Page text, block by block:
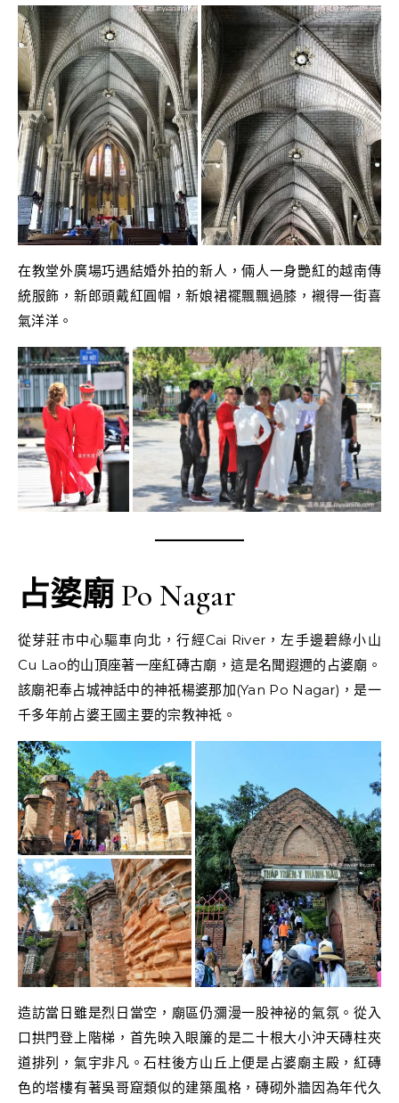
在教堂外廣場巧遇結婚外拍的新人，倆人一身艷紅的越南傳
統服飾，新郎頭戴紅圓帽，新娘裙襬飄飄過膝，襯得一街喜
氣洋洋。
占婆廟 Po Nagar
從芽莊市中心驅車向北，行經Cai River，左手邊碧綠小山
Cu Lao的山頂座著一座紅磚古廟，這是名聞遐邇的占婆廟。
該廟祀奉占城神話中的神祇楊婆那加(Yan Po Nagar)，是一
千多年前占婆王國主要的宗教神祗。
造訪當日雖是烈日當空，廟區仍瀰漫一股神祕的氣氛。從入
口拱門登上階梯，首先映入眼簾的是二十根大小沖天磚柱夾
道排列，氣宇非凡。石柱後方山丘上便是占婆廟主殿，紅磚
色的塔樓有著吳哥窟類似的建築風格，磚砌外牆因為年代久